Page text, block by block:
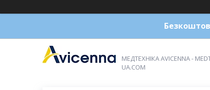
МЕДТЕХНІКА AVICENNA -
UA.COM